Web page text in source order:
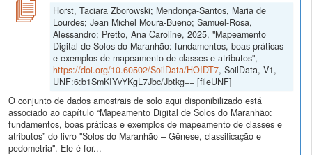
Horst, Taciara Zborowski; Mendonça-Santos, Maria de
Lourdes; Jean Michel Moura-Bueno; Samuel-Rosa,
Alessandro; Pretto, Ana Caroline, 2025, "Mapeamento
Digital de Solos do Maranhão: fundamentos, boas práticas
e exemplos de mapeamento de classes e atributos",
https://doi.org/10.60502/SoilData/HOIDT7, SoilData, V1,
UNF:6:b1SmKIYvYKgL7Jbc/Jbtkg== [fileUNF]
O conjunto de dados amostrais de solo aqui disponibilizado está
associado ao capítulo “Mapeamento Digital de Solos do Maranhão:
fundamentos, boas práticas e exemplos de mapeamento de classes e
atributos” do livro "Solos do Maranhão – Gênese, classificação e
pedometria". Ele é for...